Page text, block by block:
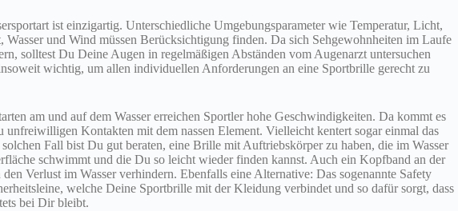
ist einzigartig. Unterschiedliche Umgebungsparameter wie Temperatur, Licht,
und Wind müssen Berücksichtigung finden. Da sich Sehgewohnheiten im Laufe
solltest Du Deine Augen in regelmäßigen Abständen vom Augenarzt untersuchen
wichtig, um allen individuellen Anforderungen an eine Sportbrille gerecht zu
am und auf dem Wasser erreichen Sportler hohe Geschwindigkeiten. Da kommt es
unfreiwilligen Kontakten mit dem nassen Element. Vielleicht kentert sogar einmal das
Fall bist Du gut beraten, eine Brille mit Auftriebskörper zu haben, die im Wasser
schwimmt und die Du so leicht wieder finden kannst. Auch ein Kopfband an der
Verlust im Wasser verhindern. Ebenfalls eine Alternative: Das sogenannte Safety
welche Deine Sportbrille mit der Kleidung verbindet und so dafür sorgt, dass
bei Dir bleibt.